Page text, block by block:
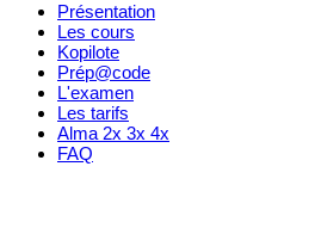
Présentation
Les cours
Kopilote
Prép@code
L'examen
Les tarifs
Alma 2x 3x 4x
FAQ